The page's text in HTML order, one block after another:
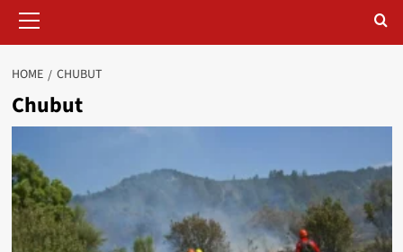
Menu
HOME CHUBUT
Chubut